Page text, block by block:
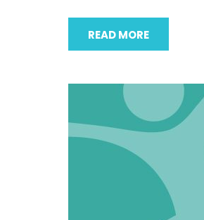
READ MORE